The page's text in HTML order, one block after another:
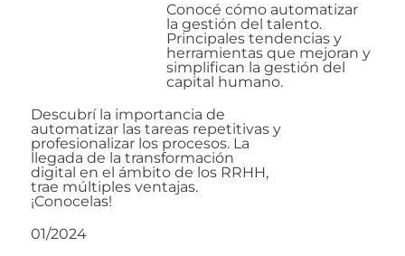
Conocé cómo automatizar
la gestión del talento.
Principales tendencias y
herramientas que mejoran y
simplifican la gestión del
capital humano.
Descubrí la importancia de
automatizar las tareas repetitivas y
profesionalizar los procesos. La
llegada de la transformación
digital en el ámbito de los RRHH,
trae múltiples ventajas.
¡Conocelas!
01/2024